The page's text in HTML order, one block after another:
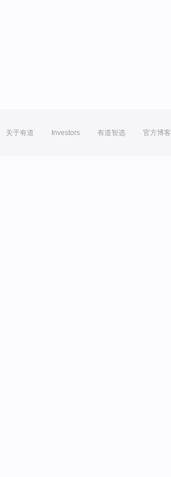
关于有道 Investors 有道智选 官方博客